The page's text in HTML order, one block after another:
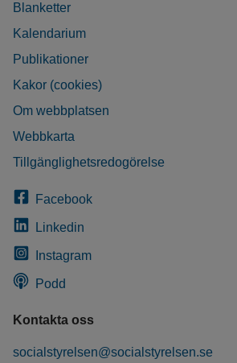
Blanketter
Kalendarium
Publikationer
Kakor (cookies)
Om webbplatsen
Webbkarta
Tillgänglighetsredogörelse
Facebook
Linkedin
Instagram
Podd
Kontakta oss
socialstyrelsen@socialstyrelsen.se